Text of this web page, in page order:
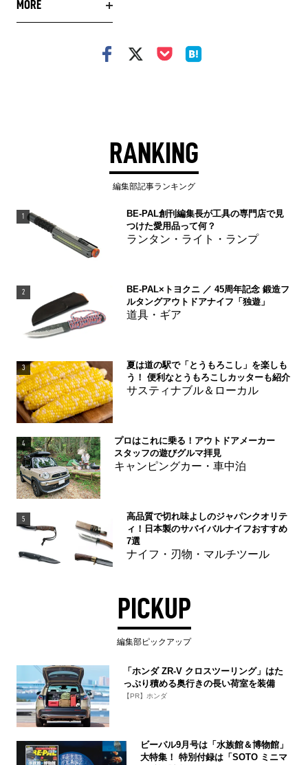
MORE
RANKING
編集部記事ランキング
1
BE-PAL創刊編集長が工具の専門店で見
つけた愛用品って何？
ランタン・ライト・ランプ
2
BE-PAL×トヨクニ ／ 45周年記念 鍛造フ
ルタングアウトドアナイフ「独遊」
道具・ギア
3
夏は道の駅で「とうもろこし」を楽しも
う！ 便利なとうもろこしカッターも紹介
サスティナブル＆ローカル
4
プロはこれに乗る！アウトドアメーカー
スタッフの遊びグルマ拝見
キャンピングカー・車中泊
5
高品質で切れ味よしのジャパンクオリテ
ィ！日本製のサバイバルナイフおすすめ
7選
ナイフ・刃物・マルチツール
PICKUP
編集部ピックアップ
「ホンダ ZR-V クロスツーリング」はた
っぷり積める奥行きの長い荷室を装備
【PR】ホンダ
ビーパル9月号は「水族館＆博物館」
大特集！ 特別付録は「SOTO ミニマ